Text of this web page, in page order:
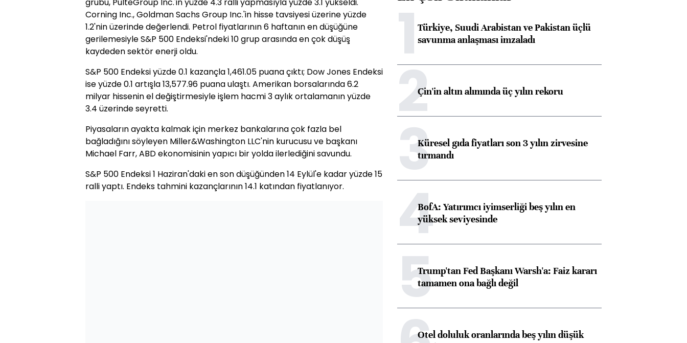
grubu, PulteGroup Inc.'in yüzde 4.3 ralli yapmasıyla yüzde 3.1 yükseldi.
Corning Inc., Goldman Sachs Group Inc.'in hisse tavsiyesi üzerine yüzde
1.2'nin üzerinde değerlendi. Petrol fiyatlarının 6 haftanın en düşüğüne
gerilemesiyle S&P 500 Endeksi'ndeki 10 grup arasında en çok düşüş
kaydeden sektör enerji oldu.
S&P 500 Endeksi yüzde 0.1 kazançla 1,461.05 puana çıktı; Dow Jones Endeksi
ise yüzde 0.1 artışla 13,577.96 puana ulaştı. Amerikan borsalarında 6.2
milyar hissenin el değiştirmesiyle işlem hacmi 3 aylık ortalamanın yüzde
3.4 üzerinde seyretti.
Piyasaların ayakta kalmak için merkez bankalarına çok fazla bel
bağladığını söyleyen Miller&Washington LLC'nin kurucusu ve başkanı
Michael Farr, ABD ekonomisinin yapıcı bir yolda ilerlediğini savundu.
S&P 500 Endeksi 1 Haziran'daki en son düşüğünden 14 Eylül'e kadar yüzde 15
ralli yaptı. Endeks tahmini kazançlarının 14.1 katından fiyatlanıyor.
1Türkiye, Suudi Arabistan ve Pakistan üçlü
savunma anlaşması imzaladı
2Çin'in altın alımında üç yılın rekoru
3Küresel gıda fiyatları son 3 yılın zirvesine
tırmandı
4BofA: Yatırımcı iyimserliği beş yılın en
yüksek seviyesinde
5Trump'tan Fed Başkanı Warsh'a: Faiz kararı
tamamen ona bağlı değil
Otel doluluk oranlarında beş yılın düşük